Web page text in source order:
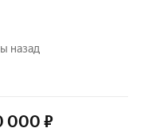
назад
000 ₽